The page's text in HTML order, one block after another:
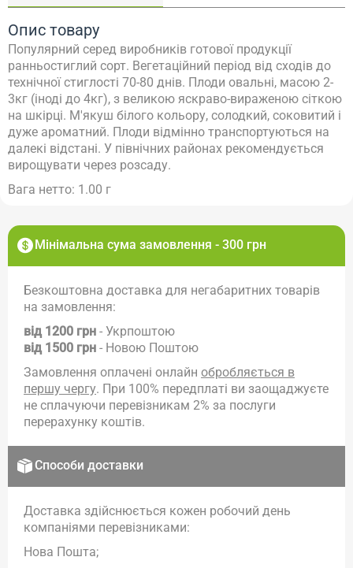
Мінімальна сума замовлення - 300 грн
Безкоштовна доставка для негабаритних товарів
на замовлення:
від 1200 грн - Укрпоштою
від 1500 грн - Новою Поштою
Замовлення оплачені онлайн обробляється в
першу чергу. При 100% передплаті ви заощаджуєте
не сплачуючи перевізникам 2% за послуги
перерахунку коштів.
Способи доставки
Доставка здійснюється кожен робочий день
компаніями перевізниками:
Нова Пошта;
Опис товару
Популярний серед виробників готової продукції
ранньостиглий сорт. Вегетаційний період від сходів до
технічної стиглості 70-80 днів. Плоди овальні, масою 2-
3кг (іноді до 4кг), з великою яскраво-вираженою сіткою
на шкірці. М'якуш білого кольору, солодкий, соковитий і
дуже ароматний. Плоди відмінно транспортуються на
далекі відстані. У північних районах рекомендується
вирощувати через розсаду.
Вага нетто: 1.00 г